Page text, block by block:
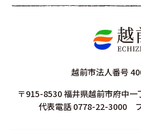
越前市法人番号
〒915-8530 福井県越前市府中一
代表電話 0778-22-3000